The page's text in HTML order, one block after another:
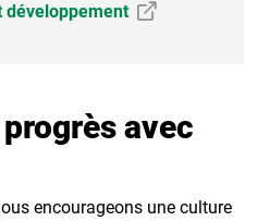
développement
avec
encourageons une culture